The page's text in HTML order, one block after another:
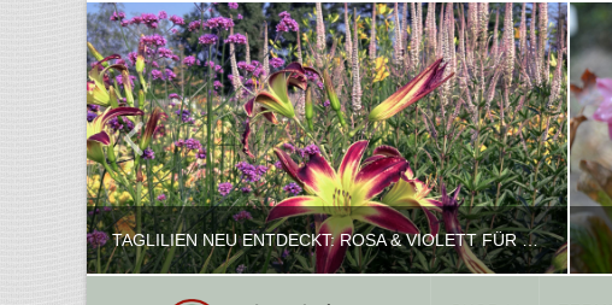
TAGLILIEN NEU ENTDECKT: ROSA & VIOLETT FÜR ROMANTISCHE PFLANZKOMBINATIONEN